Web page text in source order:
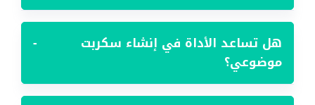
هل تساعد الأداة في إنشاء سكربت
موضوعي؟
−